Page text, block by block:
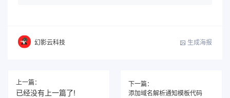
幻影云科技 生成海报
上一篇：
已经没有上一篇了!
下一篇：
添加域名解析通知模板代码